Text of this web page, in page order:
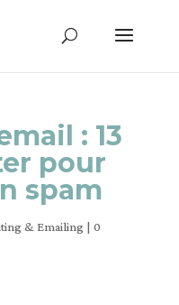
: 13
pour
spam
& Emailing| 0